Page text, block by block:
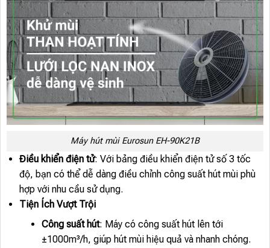
Máy hút mùi Eurosun EH-90K21B
Điều khiển điện tử: Với bảng điều khiển điện tử số 3 tốc
độ, bạn có thể dễ dàng điều chỉnh công suất hút mùi phù
hợp với nhu cầu sử dụng.
Tiện Ích Vượt Trội
Công suất hút: Máy có công suất hút lên tới
±1000m³/h, giúp hút mùi hiệu quả và nhanh chóng.